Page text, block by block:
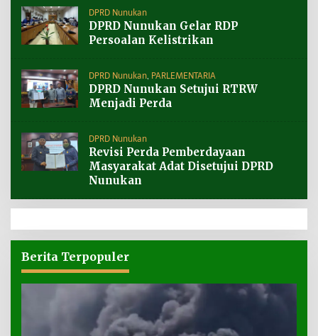
DPRD Nunukan
DPRD Nunukan Gelar RDP
Persoalan Kelistrikan
DPRD Nunukan PARLEMENTARIA
DPRD Nunukan Setujui RTRW
Menjadi Perda
DPRD Nunukan
Revisi Perda Pemberdayaan
Masyarakat Adat Disetujui DPRD
Nunukan
Berita Terpopuler